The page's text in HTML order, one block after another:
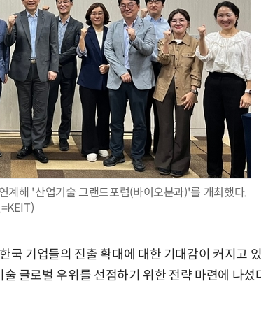
해 '산업기술 그랜드포럼(바이오분과)'를 개최했다.
국 기업들의 진출 확대에 대한 기대감이 커지고 있
글로벌 우위를 선점하기 위한 전략 마련에 나섰